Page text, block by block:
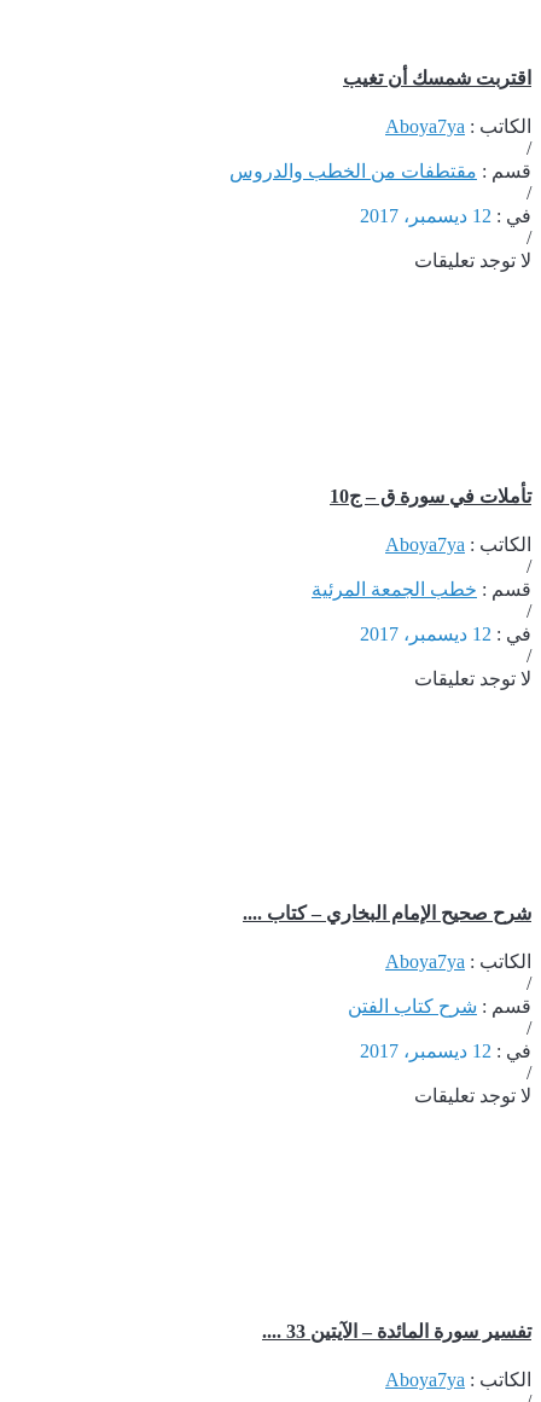
اقتربت شمسك أن تغيب
الكاتب : Aboya7ya
/
قسم : مقتطفات من الخطب والدروس
/
في : 12 ديسمبر، 2017
/
لا توجد تعليقات
تأملات في سورة ق – ج10
الكاتب : Aboya7ya
/
قسم : خطب الجمعة المرئية
/
في : 12 ديسمبر، 2017
/
لا توجد تعليقات
شرح صحيح الإمام البخاري – كتاب ....
الكاتب : Aboya7ya
/
قسم : شرح كتاب الفتن
/
في : 12 ديسمبر، 2017
/
لا توجد تعليقات
تفسير سورة المائدة – الآيتين 33 ....
الكاتب : Aboya7ya